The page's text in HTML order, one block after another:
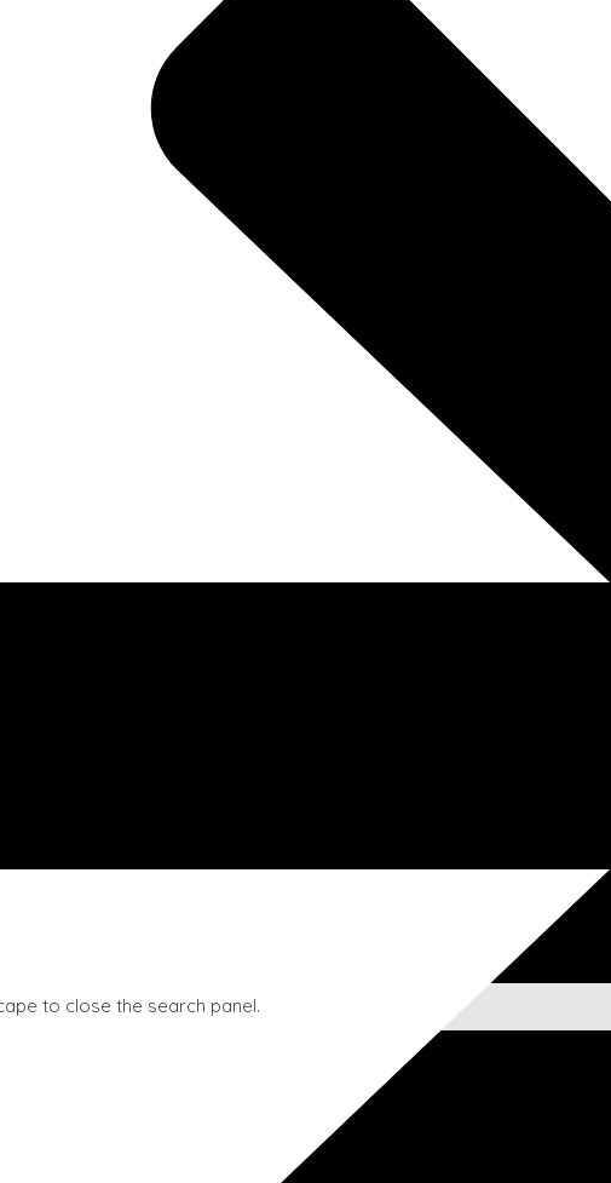
to close the search panel.